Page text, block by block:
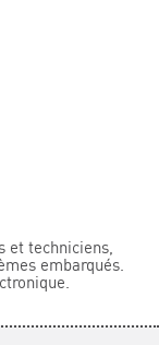
et techniciens,
embarqués.